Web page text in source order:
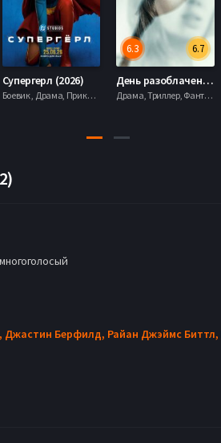
Супергерл (2026)
Боевик , Драма, Приключения, Фантастика,
6.7
6.3
День разоблачения (2026)
Драма, Триллер, Фантастика,
Джастин Берфилд, Райан Джэймс Биттл,